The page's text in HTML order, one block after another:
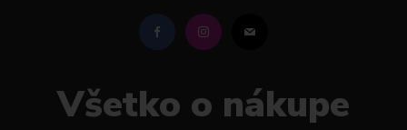
Všetko o nákupe